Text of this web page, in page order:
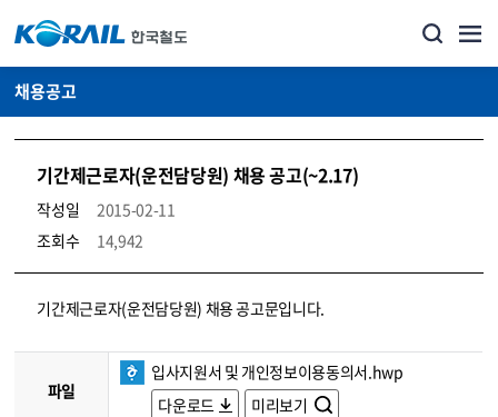
채용공고
기간제근로자(운전담당원) 채용 공고(~2.17)
작성일
2015-02-11
조회수
14,942
코레일소개_경영공시_채용공고 상세보기 – 내용, 파일, 담당자 연락처로 구성
기간제근로자(운전담당원) 채용 공고문입니다.
파일
입사지원서 및 개인정보이용동의서.hwp
다운로드
미리보기